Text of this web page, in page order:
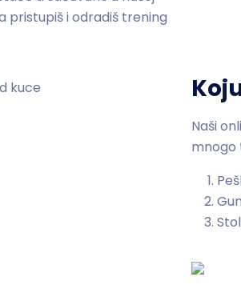
pristupiš i odradiš trening
Naši
mnogo